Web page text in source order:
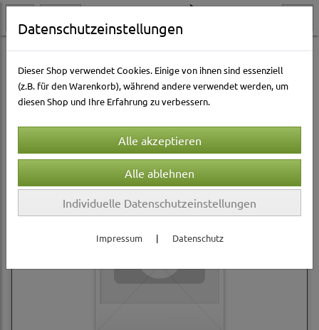
Hundewelt Hundetrockenfutter Josera
Sortierung wählen
Datenschutzeinstellungen
Dieser Shop verwendet Cookies. Einige von ihnen sind essenziell
(z.B. für den Warenkorb), während andere verwendet werden, um
diesen Shop und Ihre Erfahrung zu verbessern.
Individuelle Datenschutzeinstellungen
Impressum | Datenschutz